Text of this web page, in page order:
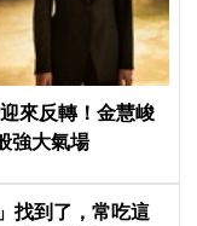
來反轉！金慧峻
強大氣場
找到了，常吃這